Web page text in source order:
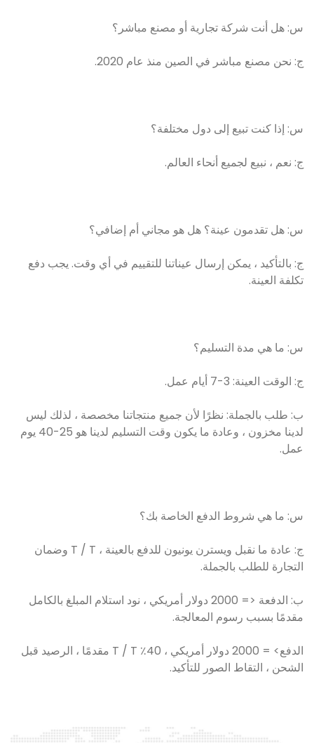
س: هل أنت شركة تجارية أو مصنع مباشر؟
ج: نحن مصنع مباشر في الصين منذ عام 2020.
س: إذا كنت تبيع إلى دول مختلفة؟
ج: نعم ، نبيع لجميع أنحاء العالم.
س: هل تقدمون عينة؟ هل هو مجاني أم إضافي؟
ج: بالتأكيد ، يمكن إرسال عيناتنا للتقييم في أي وقت. يجب دفع
تكلفة العينة.
س: ما هي مدة التسليم؟
ج: الوقت العينة: 3-7 أيام عمل.
ب: طلب بالجملة: نظرًا لأن جميع منتجاتنا مخصصة ، لذلك ليس
لدينا مخزون ، وعادة ما يكون وقت التسليم لدينا هو 25-40 يوم
عمل.
س: ما هي شروط الدفع الخاصة بك؟
ج: عادة ما نقبل ويسترن يونيون للدفع بالعينة ، T / T وضمان
التجارة للطلب بالجملة.
ب: الدفعة <= 2000 دولار أمريكي ، نود استلام المبلغ بالكامل
مقدمًا بسبب رسوم المعالجة.
الدفع> = 2000 دولار أمريكي ، 40٪ T / T مقدمًا ، الرصيد قبل
الشحن ، التقاط الصور للتأكيد.